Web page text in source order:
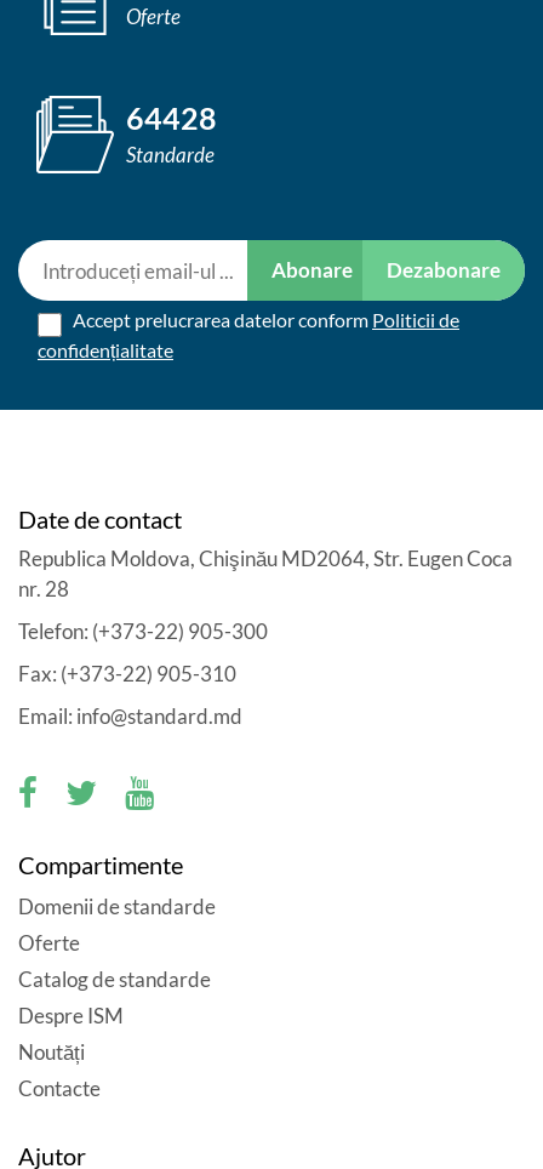
Oferte
64428
Standarde
Abonare Dezabonare
Accept prelucrarea datelor conform Politicii de
confidențialitate
Date de contact
Republica Moldova, Chişinău MD2064, Str. Eugen Coca
nr. 28
Telefon: (+373-22) 905-300
Fax: (+373-22) 905-310
Email: info@standard.md
Compartimente
Domenii de standarde
Oferte
Catalog de standarde
Despre ISM
Noutăți
Contacte
Ajutor